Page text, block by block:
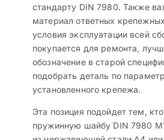
стандарту DIN 7980. Также
материал ответных
условия эксплуатации всей
покупается для ремонта,
обозначение в старой
подобрать деталь по
установленного крепежа.
Эта позиция подойдет тем,
пружинную шайбу DIN 7980